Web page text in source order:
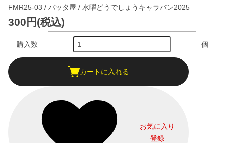
FMR25-03 / バッタ屋 / 水曜どうでしょうキャラバン2025
300円(税込)
購入数 個
カートに入れる
お気に入り
登録